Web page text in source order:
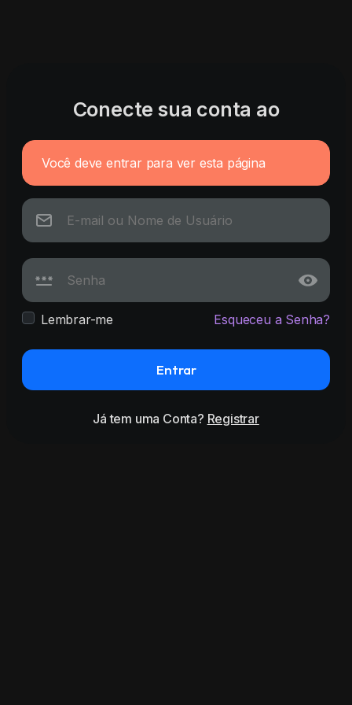
Conecte sua conta ao
Você deve entrar para ver esta página
Lembrar-me Esqueceu a Senha?
Entrar
Já tem uma Conta? Registrar